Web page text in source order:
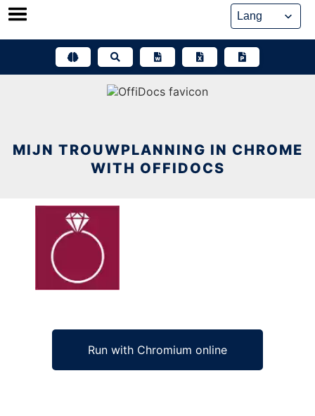
Skip
MIJN TROUWPLANNING IN CHROME
WITH OFFIDOCS
Run with Chromium online